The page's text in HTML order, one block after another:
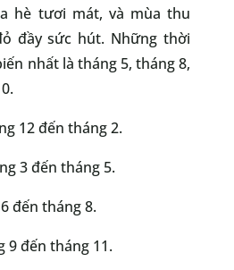
hè tươi mát, và mùa thu
đầy sức hút. Những thời
nhất là tháng 5, tháng 8,
12 đến tháng 2.
3 đến tháng 5.
đến tháng 8.
9 đến tháng 11.